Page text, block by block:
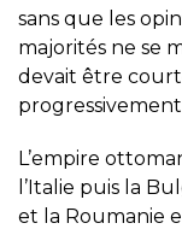
sans que les
majorités ne se
devait être
L’empire
l’Italie puis la
et la Roumanie